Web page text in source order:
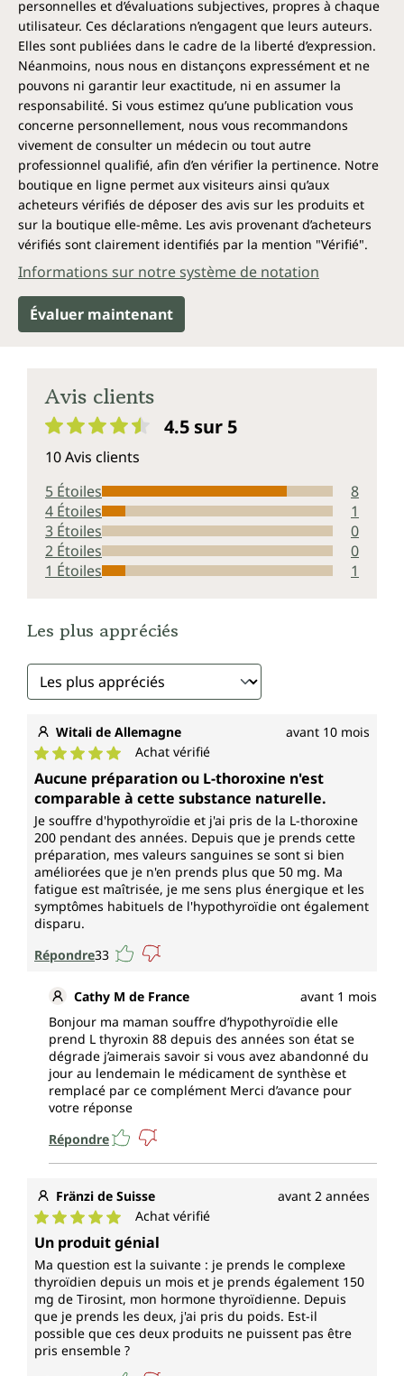
personnelles et d’évaluations subjectives, propres à chaque
utilisateur. Ces déclarations n’engagent que leurs auteurs.
Elles sont publiées dans le cadre de la liberté d’expression.
Néanmoins, nous nous en distançons expressément et ne
pouvons ni garantir leur exactitude, ni en assumer la
responsabilité. Si vous estimez qu’une publication vous
concerne personnellement, nous vous recommandons
vivement de consulter un médecin ou tout autre
professionnel qualifié, afin d’en vérifier la pertinence. Notre
boutique en ligne permet aux visiteurs ainsi qu’aux
acheteurs vérifiés de déposer des avis sur les produits et
sur la boutique elle-même. Les avis provenant d’acheteurs
vérifiés sont clairement identifiés par la mention "Vérifié".
Informations sur notre système de notation
Évaluer maintenant
Avis clients
4.5 sur 5
10 Avis clients
5 Étoiles
8
4 Étoiles
1
3 Étoiles
0
2 Étoiles
0
1 Étoiles
1
Les plus appréciés
Witali de Allemagne avant 10 mois
Note moyenne de 5 sur 5 étoiles
Achat vérifié
Aucune préparation ou L-thoroxine n'est
comparable à cette substance naturelle.
Je souffre d'hypothyroïdie et j'ai pris de la L-thoroxine
200 pendant des années. Depuis que je prends cette
préparation, mes valeurs sanguines se sont si bien
améliorées que je n'en prends plus que 50 mg. Ma
fatigue est maîtrisée, je me sens plus énergique et les
symptômes habituels de l'hypothyroïdie ont également
disparu.
Répondre33
Cathy M de France
avant 1 mois
Bonjour ma maman souffre d’hypothyroïdie elle
prend L thyroxin 88 depuis des années son état se
dégrade j’aimerais savoir si vous avez abandonné du
jour au lendemain le médicament de synthèse et
remplacé par ce complément Merci d’avance pour
votre réponse
Répondre
Fränzi de Suisse avant 2 années
Note moyenne de 5 sur 5 étoiles
Achat vérifié
Un produit génial
Ma question est la suivante : je prends le complexe
thyroïdien depuis un mois et je prends également 150
mg de Tirosint, mon hormone thyroïdienne. Depuis
que je prends les deux, j'ai pris du poids. Est-il
possible que ces deux produits ne puissent pas être
pris ensemble ?